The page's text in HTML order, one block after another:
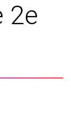
2e